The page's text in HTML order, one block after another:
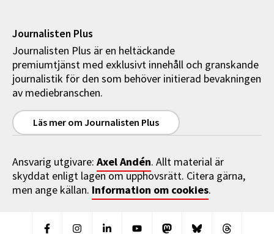
Journalisten Plus
Journalisten Plus är en heltäckande
premiumtjänst med exklusivt innehåll och granskande
journalistik för den som behöver initierad bevakningen
av mediebranschen.
Läs mer om Journalisten Plus
Ansvarig utgivare: Axel Andén. Allt material är
skyddat enligt lagen om upphovsrätt. Citera gärna,
men ange källan. Information om cookies.
Facebook InstagramLinkedinYoutubeMastodonBluesky